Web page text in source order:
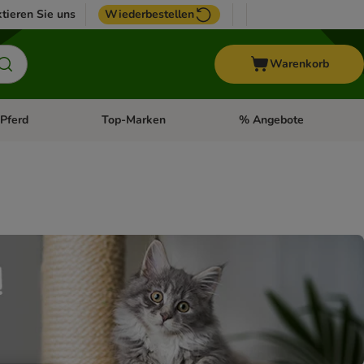
Sie uns Wiederbestellen
Warenkorb
Fisch Menü öffnen: Vogel
Pferd Kategorie-Menü öffnen: Pferd
Top-Marken Kategorie-Menü öffnen:
% Angebote